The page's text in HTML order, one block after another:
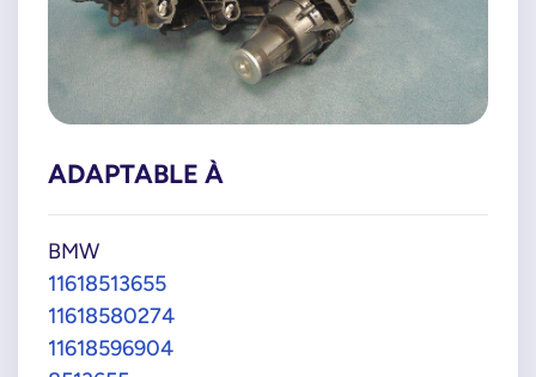
ADAPTABLE À
BMW
11618513655
11618580274
11618596904